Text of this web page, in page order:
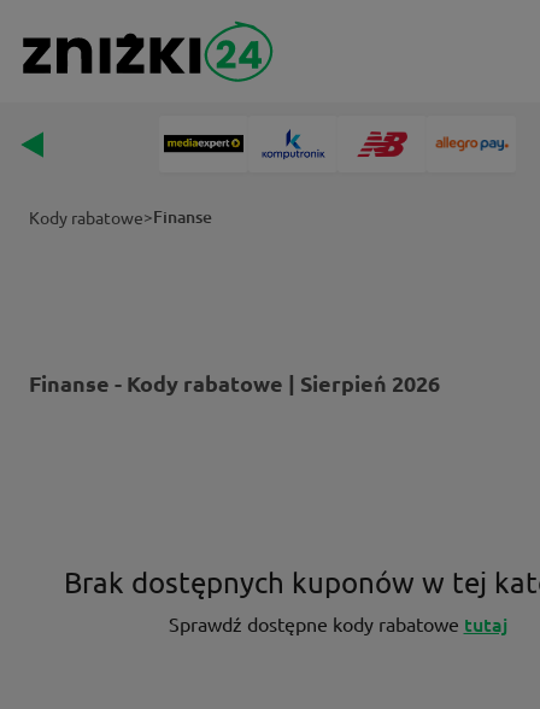
Kody rabatowe>Finanse
Finanse - Kody rabatowe | Sierpień 2026
Brak dostępnych kuponów w tej
Sprawdź dostępne kody rabatowe tutaj